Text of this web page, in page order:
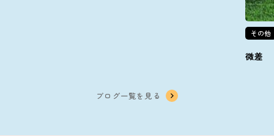
その他
微差
ブログ一覧を見る